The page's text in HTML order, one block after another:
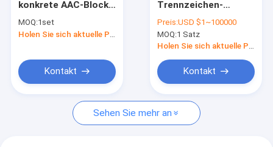
AAC-Blockschneiden-Maschine
Automatischer Betonblock, der Maschine herstellt
Halb automatischer Block, der Maschine herstellt
konkrete AAC-Block-
MOQ:1set
Kontakt
Trennzeichen-
Betonblock, der
Maschine herstellt
Preis:USD $1~100000
MOQ:1 Satz
Holen Sie sich aktuelle Preis
Kontakt
Sehen Sie mehr an